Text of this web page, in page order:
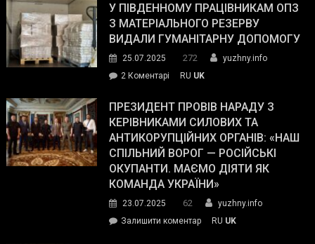
завойовує
симпатії
виборців
The
Street
Journal.
У ПІВДЕННОМУ ПРАЦІВНИКАМ ОПЗ
З МАТЕРІАЛЬНОГО РЕЗЕРВУ
ВИДАЛИ ГУМАНІТАРНУ ДОПОМОГУ
25.07.2025 272
yuzhny.info
2 Коментарі
Південному
працівникам
ОПЗ
з
матеріального
резерву
гуманітарну
допомогу
RU UK
ПРЕЗИДЕНТ ПРОВІВ НАРАДУ З
КЕРІВНИКАМИ СИЛОВИХ ТА
АНТИКОРУПЦІЙНИХ ОРГАНІВ: «НАШ
СПІЛЬНИЙ ВОРОГ — РОСІЙСЬКІ
ОКУПАНТИ. МАЄМО ДІЯТИ ЯК
КОМАНДА УКРАЇНИ»
23.07.2025 62
yuzhny.info
Залишити коментарon
RU UK